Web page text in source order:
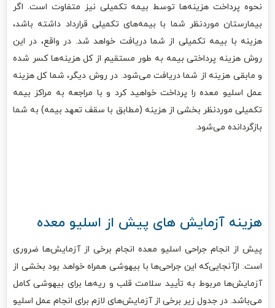
نحوه پرداخت هزینه‌ها توسط بیمه تکمیلی نیز متفاوت است. اگر
بیمارستان موردنظر شما با بیمه‌های تکمیلی قرارداد داشته باشد،
هزینه با بیمه تکمیلی از شما دریافت خواهد شد. در واقع، در این
روش هزینه پرداختی بیمه به طور مستقیم از کل هزینه‌ها کسر شده
و مابقی هزینه از شما دریافت می‌شود. در روش دیگر، شما کل هزینه
عمل اسلیو معده را پرداخت خواهید کرد و با مراجعه به مراکز بیمه
تکمیلی موردنظر بخشی از هزینه (مطابق با سقف تعهد بیمه) به شما
بازگردانده می‌شود.
هزینه آزمایش های پیش از اسلیو معده
پیش از انجام جراحی اسلیو معده انجام برخی از آزمایش‌ها ضروری
است. ازآنجایی‌که این جراحی‌ها با بیهوشی همراه خواهد بود بخشی از
آزمایش‌ها مربوط به تأیید سلامت قلب و ریه‌ها برای بیهوشی کامل
می‌باشد. در جدول زیر برخی از آزمایش‌های لازم برای انجام عمل اسلیو